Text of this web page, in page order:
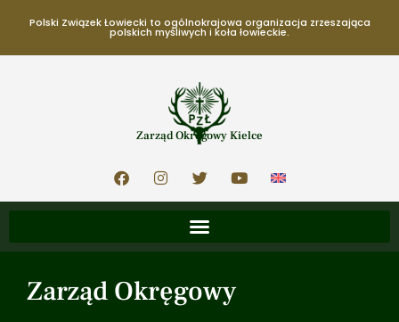
Polski Związek Łowiecki to ogólnokrajowa organizacja zrzeszająca
polskich myśliwych i koła łowieckie.
Zarząd Okręgowy Kielce
Zarząd Okręgowy